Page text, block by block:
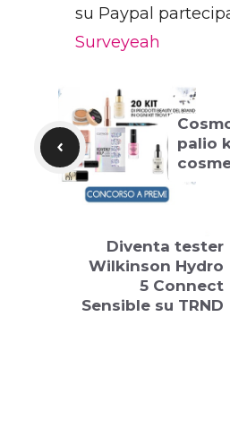
su Paypal
Surveyeah
palio
Diventa tester
Wilkinson Hydro
5 Connect
Sensible su TRND